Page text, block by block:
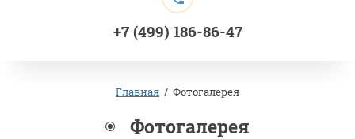
+7 (499) 186-86-47
Главная / Фотогалерея
Фотогалерея